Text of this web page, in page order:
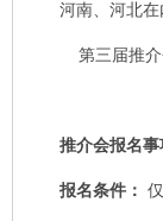
河南、河北
第三届推介
推介会报名事
报名条件：